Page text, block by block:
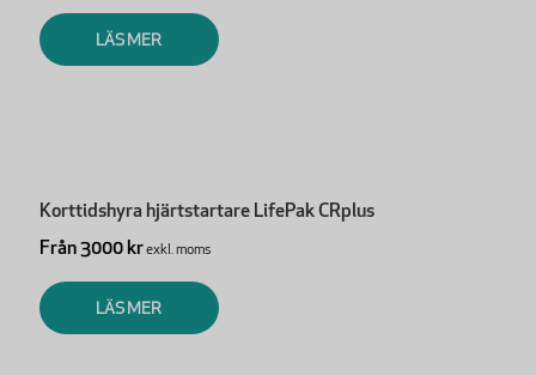
LÄS MER
Korttidshyra hjärtstartare LifePak CRplus
Från 3000 krexkl. moms
LÄS MER